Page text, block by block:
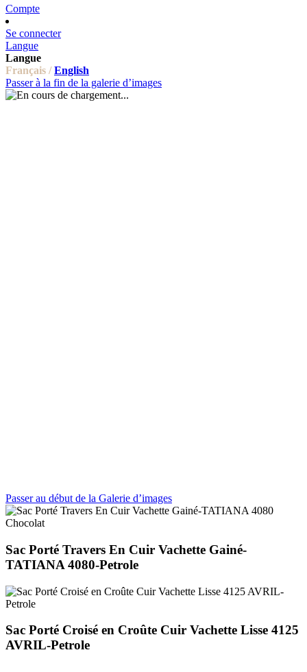
Compte
Se connecter
Langue
Langue
Français / English
Passer à la fin de la galerie d’images
Passer au début de la Galerie d’images
Sac Porté Travers En Cuir Vachette Gainé-
TATIANA 4080-Petrole
Sac Porté Croisé en Croûte Cuir Vachette Lisse 4125
AVRIL-Petrole